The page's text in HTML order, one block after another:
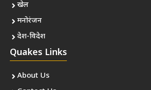
खेल
मनोरंजन
देश-विदेश
Quakes Links
About Us